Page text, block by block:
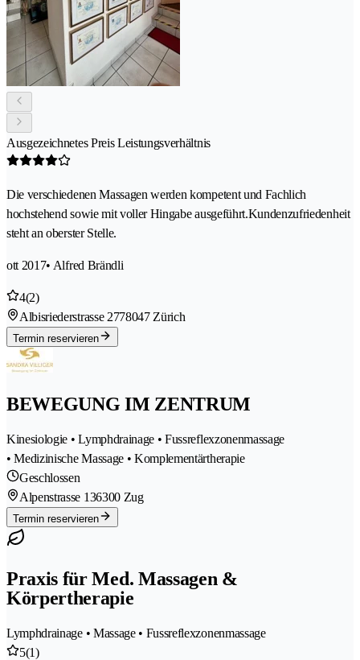
Ausgezeichnetes Preis Leistungsverhältnis
Die verschiedenen Massagen werden kompetent und Fachlich
hochstehend sowie mit voller Hingabe ausgeführt.Kundenzufriedenheit
steht an oberster Stelle.
ott 2017• Alfred Brändli
4(2)
Albisriederstrasse 2778047 Zürich
Termin reservieren
BEWEGUNG IM ZENTRUM
Kinesiologie • Lymphdrainage • Fussreflexzonenmassage
• Medizinische Massage • Komplementärtherapie
Geschlossen
Alpenstrasse 136300 Zug
Termin reservieren
Praxis für Med. Massagen &
Körpertherapie
Lymphdrainage • Massage • Fussreflexzonenmassage
5(1)